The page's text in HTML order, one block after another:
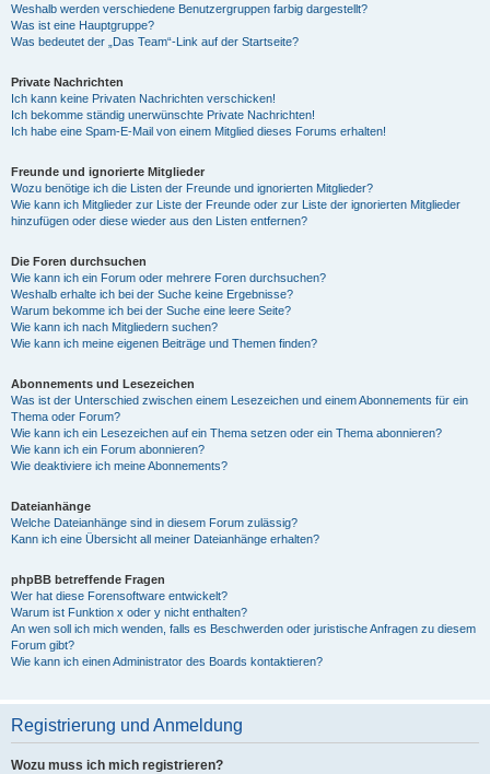
Weshalb werden verschiedene Benutzergruppen farbig dargestellt?
Was ist eine Hauptgruppe?
Was bedeutet der „Das Team“-Link auf der Startseite?
Private Nachrichten
Ich kann keine Privaten Nachrichten verschicken!
Ich bekomme ständig unerwünschte Private Nachrichten!
Ich habe eine Spam-E-Mail von einem Mitglied dieses Forums erhalten!
Freunde und ignorierte Mitglieder
Wozu benötige ich die Listen der Freunde und ignorierten Mitglieder?
Wie kann ich Mitglieder zur Liste der Freunde oder zur Liste der ignorierten Mitglieder
hinzufügen oder diese wieder aus den Listen entfernen?
Die Foren durchsuchen
Wie kann ich ein Forum oder mehrere Foren durchsuchen?
Weshalb erhalte ich bei der Suche keine Ergebnisse?
Warum bekomme ich bei der Suche eine leere Seite?
Wie kann ich nach Mitgliedern suchen?
Wie kann ich meine eigenen Beiträge und Themen finden?
Abonnements und Lesezeichen
Was ist der Unterschied zwischen einem Lesezeichen und einem Abonnements für ein
Thema oder Forum?
Wie kann ich ein Lesezeichen auf ein Thema setzen oder ein Thema abonnieren?
Wie kann ich ein Forum abonnieren?
Wie deaktiviere ich meine Abonnements?
Dateianhänge
Welche Dateianhänge sind in diesem Forum zulässig?
Kann ich eine Übersicht all meiner Dateianhänge erhalten?
phpBB betreffende Fragen
Wer hat diese Forensoftware entwickelt?
Warum ist Funktion x oder y nicht enthalten?
An wen soll ich mich wenden, falls es Beschwerden oder juristische Anfragen zu diesem
Forum gibt?
Wie kann ich einen Administrator des Boards kontaktieren?
Registrierung und Anmeldung
Wozu muss ich mich registrieren?